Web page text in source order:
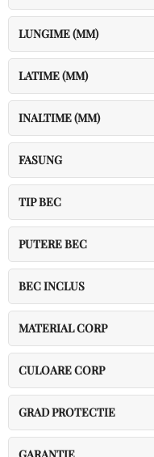
LUNGIME (MM)
LATIME (MM)
INALTIME (MM)
FASUNG
TIP BEC
PUTERE BEC
BEC INCLUS
MATERIAL CORP
CULOARE CORP
GRAD PROTECTIE